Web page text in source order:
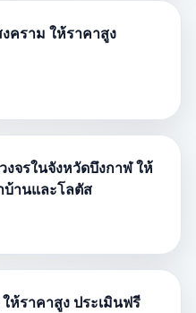
คราม ให้ราคาสูง
จรในจังหวัดบึงกาฬ ให้
บ้านและโลตัส
ห้ราคาสูง ประเมินฟรี